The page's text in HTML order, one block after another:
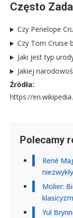
Często
Czy Penelope
Czy Tom Cruise
Jaki jest typ
Jakiej
Źródła:
https://
Polecamy
René
Molier:
Yul